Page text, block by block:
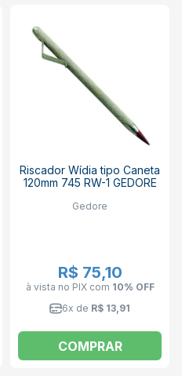
Riscador Wídia tipo Caneta
120mm 745 RW-1 GEDORE
Gedore
R$ 75,10
à vista no PIX com 10% OFF
6x de R$ 13,91
COMPRAR